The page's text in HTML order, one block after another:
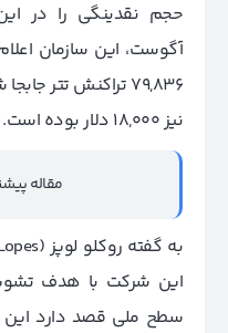
حجم نقدینگی را در
79,836 تراکنش تتر‌
نیز 18,000 دلار بوده است.
مقاله
این شرکت با هدف
سطح ملی قصد دارد این